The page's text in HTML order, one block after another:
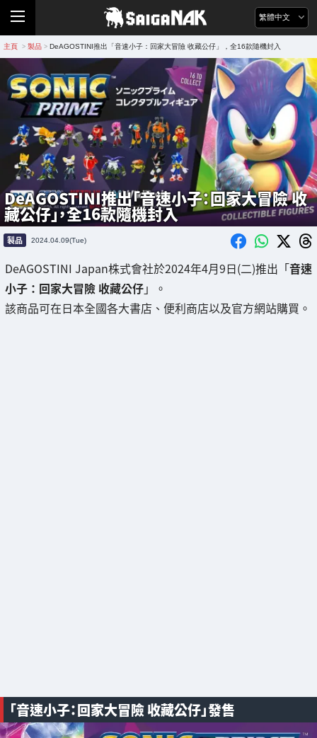
繁體中文
主頁 > 製品 > DeAGOSTINI推出「音速小子：回家大冒險 收藏公仔」，全16款隨機封入
DeAGOSTINI推出「音速小子：回家大冒險 收
藏公仔」，全16款隨機封入
製品 2024.04.09(Tue)
DeAGOSTINI Japan株式會社於2024年4月9日(二)推出「音速
小子：回家大冒險 收藏公仔」。
該商品可在日本全國各大書店、便利商店以及官方網站購買。
「音速小子：回家大冒險 收藏公仔」發售